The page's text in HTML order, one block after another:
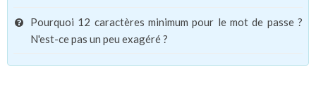
Pourquoi 12 caractères minimum pour le mot de passe ?
N'est-ce pas un peu exagéré ?